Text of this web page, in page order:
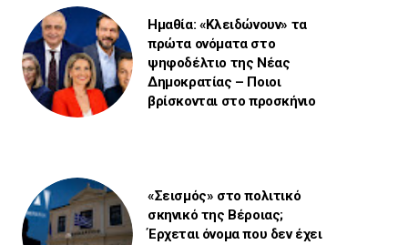
Ημαθία: «Κλειδώνουν» τα
πρώτα ονόματα στο
ψηφοδέλτιο της Νέας
Δημοκρατίας – Ποιοι
βρίσκονται στο προσκήνιο
«Σεισμός» στο πολιτικό
σκηνικό της Βέροιας;
Έρχεται όνομα που δεν έχει